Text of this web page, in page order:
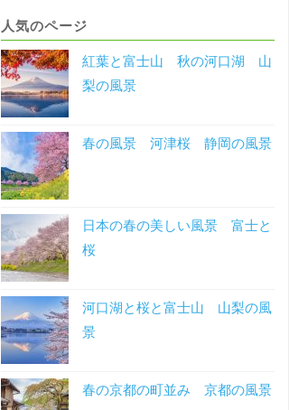
人気のページ
紅葉と富士山 秋の河口湖 山
梨の風景
春の風景 河津桜 静岡の風景
日本の春の美しい風景 富士と
桜
河口湖と桜と富士山 山梨の風
景
春の京都の町並み 京都の風景